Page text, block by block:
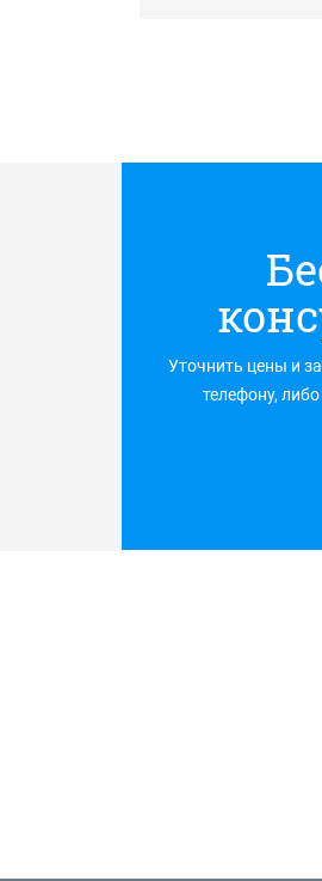
Уточнить цены и
телефону,